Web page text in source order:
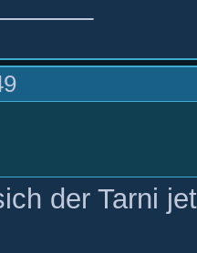
der Tarni